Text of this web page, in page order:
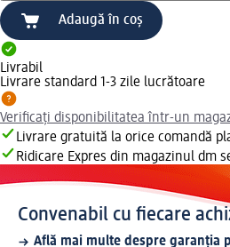
Adaugă în coș
Livrabil
Livrare standard 1-3 zile lucrătoare
Verificați disponibilitatea într-un
Livrare gratuită la orice comandă
Ridicare Expres din magazinul dm
Convenabil cu fiecare
Află mai multe despre garanția